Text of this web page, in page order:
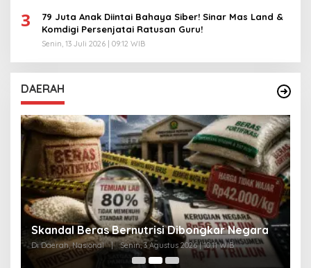
3
79 Juta Anak Diintai Bahaya Siber! Sinar Mas Land &
Komdigi Persenjatai Ratusan Guru!
Senin, 13 Juli 2026 | 09:12 WIB
DAERAH
Skandal Beras Bernutrisi Dibongkar Negara
Di Daerah, Nasional | Senin, 3 Agustus 2026 | 10:11 WIB